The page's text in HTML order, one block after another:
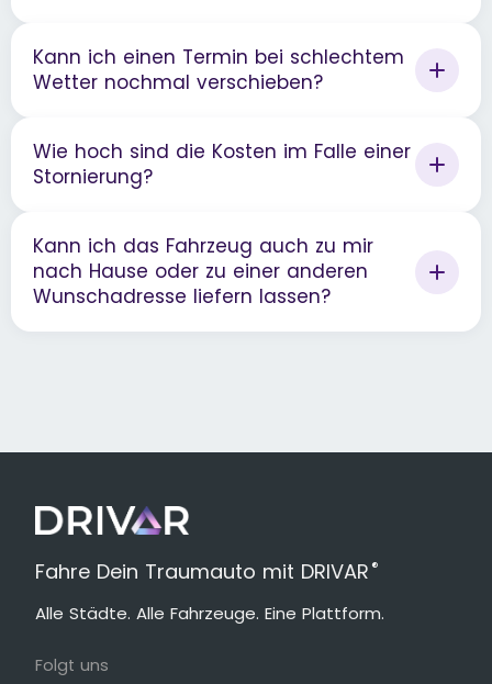
Kann ich einen Termin bei schlechtem
Wetter nochmal verschieben?
Wie hoch sind die Kosten im Falle einer
Stornierung?
Kann ich das Fahrzeug auch zu mir
nach Hause oder zu einer anderen
Wunschadresse liefern lassen?
Fahre Dein Traumauto mit DRIVAR ®
Alle Städte. Alle Fahrzeuge. Eine Plattform.
Folgt uns